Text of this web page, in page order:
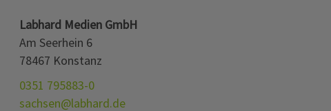
Labhard Medien GmbH
Am Seerhein 6
78467 Konstanz
0351 795883-0
sachsen@labhard.de